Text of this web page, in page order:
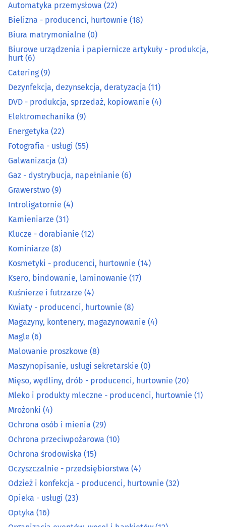
Dezynfekcja, dezynsekcja, deratyzacja
DVD - produkcja, sprzedaż, kopiowanie
Elektromechanika
Energetyka (22)
Fotografia - usługi (55)
Galwanizacja(3)
Gaz - dystrybucja, napełnianie
Grawerstwo (9)
Introligatornie
Kamieniarze(31)
Klucze - dorabianie(12)
Kominiarze (8)
Kosmetyki - producenci, hurtownie
Ksero, bindowanie, laminowanie
Kuśnierze i futrzarze(4)
Kwiaty - producenci, hurtownie(8)
Magazyny, kontenery, magazynowanie
Magle(6)
Malowanie proszkowe(8)
Maszynopisanie, usługi sekretarskie
Mięso, wędliny, drób - producenci, hurtownie
Automatyka przemysłowa (22)
Bielizna - producenci, hurtownie (18)
Biura matrymonialne (0)
Biurowe urządzenia i papiernicze artykuły - produkcja,
hurt (6)
Catering(9)
Dezynfekcja, dezynsekcja, deratyzacja (11)
DVD - produkcja, sprzedaż, kopiowanie (4)
Elektromechanika (9)
Energetyka (22)
Fotografia - usługi (55)
Galwanizacja (3)
Gaz - dystrybucja, napełnianie (6)
Grawerstwo (9)
Introligatornie (4)
Kamieniarze (31)
Klucze - dorabianie (12)
Kominiarze (8)
Kosmetyki - producenci, hurtownie (14)
Ksero, bindowanie, laminowanie (17)
Kuśnierze i futrzarze (4)
Kwiaty - producenci, hurtownie (8)
Magazyny, kontenery, magazynowanie (4)
Magle (6)
Malowanie proszkowe (8)
Maszynopisanie, usługi sekretarskie (0)
Mięso, wędliny, drób - producenci, hurtownie (20)
Mleko i produkty mleczne - producenci, hurtownie (1)
Mrożonki (4)
Ochrona osób i mienia (29)
Ochrona przeciwpożarowa (10)
Ochrona środowiska (15)
Oczyszczalnie - przedsiębiorstwa (4)
Odzież i konfekcja - producenci, hurtownie (32)
Opieka - usługi (23)
Optyka (16)